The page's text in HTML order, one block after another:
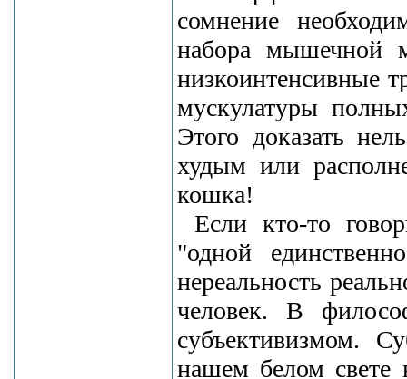
сомнение
набора мышечной
низкоинтенсивные
мускулатуры
Этого доказать
худым или
кошка!
Если кто-то
"одной
нереальность
человек. В
субъективизмом.
нашем белом